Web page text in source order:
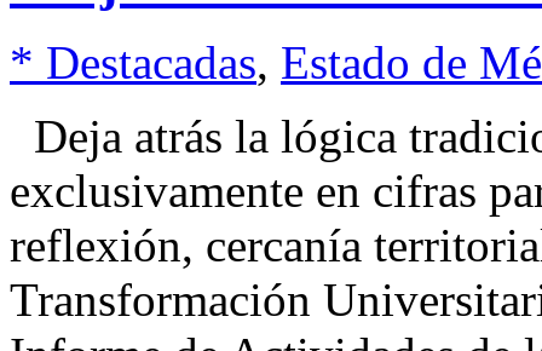
* Destacadas, Estado de
Deja atrás la lógica
exclusivamente en cifras
reflexión, cercanía
Transformación